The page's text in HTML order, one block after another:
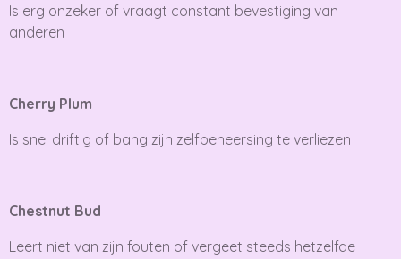
Is erg onzeker of vraagt constant bevestiging van
anderen
Cherry Plum
Is snel driftig of bang zijn zelfbeheersing te verliezen
Chestnut Bud
Leert niet van zijn fouten of vergeet steeds hetzelfde